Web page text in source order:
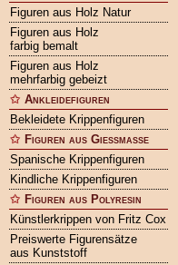
Figuren aus Holz Natur
Figuren aus Holz
farbig bemalt
Figuren aus Holz
mehrfarbig gebeizt
Ankleidefiguren
Bekleidete Krippenfiguren
Figuren aus Gießmasse
Spanische Krippenfiguren
Kindliche Krippenfiguren
Figuren aus Polyresin
Künstlerkrippen von Fritz Cox
Preiswerte Figurensätze
aus Kunststoff